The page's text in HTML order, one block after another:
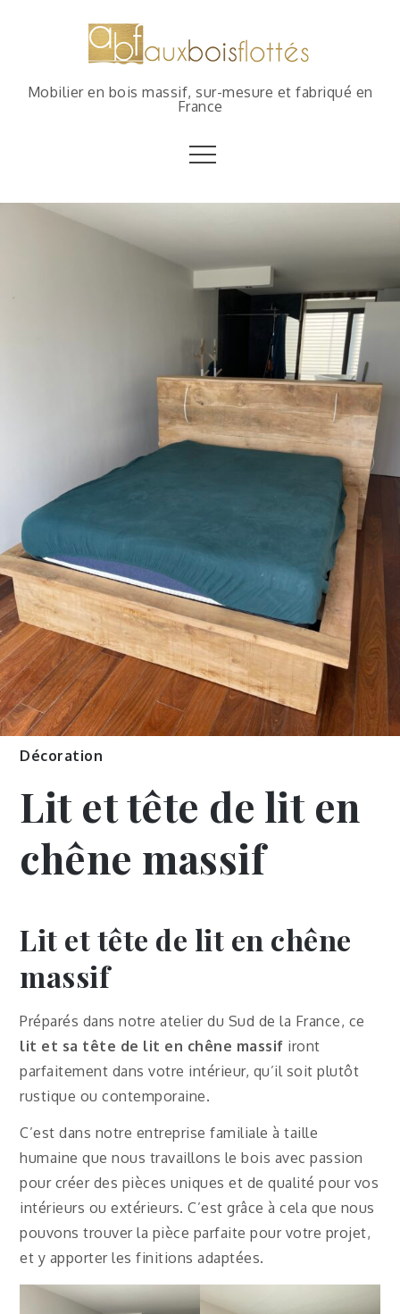
Mobilier en bois massif, sur-mesure et fabriqué en
France
Décoration
Lit et tête de lit en
chêne massif
Lit et tête de lit en chêne
massif
Préparés dans notre atelier du Sud de la France, ce
lit et sa tête de lit en chêne massif iront
parfaitement dans votre intérieur, qu’il soit plutôt
rustique ou contemporaine.
C’est dans notre entreprise familiale à taille
humaine que nous travaillons le bois avec passion
pour créer des pièces uniques et de qualité pour vos
intérieurs ou extérieurs. C’est grâce à cela que nous
pouvons trouver la pièce parfaite pour votre projet,
et y apporter les finitions adaptées.